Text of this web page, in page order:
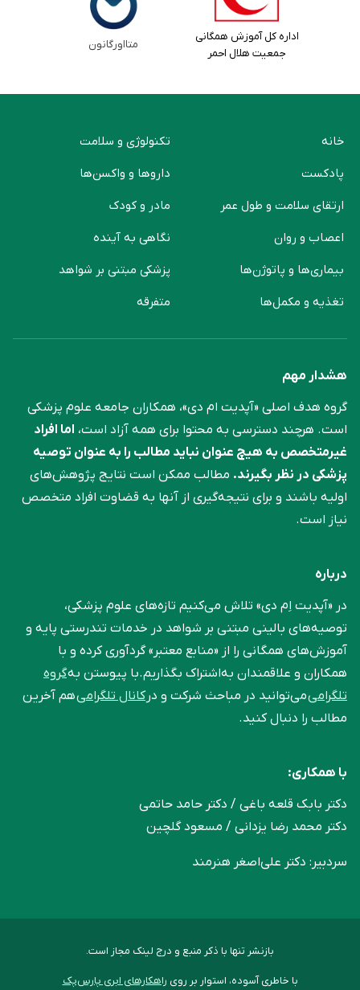
اداره کل آموزش همگانی
جمعیت هلال احمر
متااورگانون
خانه
پادکست
ارتقای سلامت و طول عمر
اعصاب و روان
بیماری‌ها و پاتوژن‌ها
تغذیه و مکمل‌ها
تکنولوژی و سلامت
دارو‌ها و واکسن‌ها
مادر و کودک
نگاهی به آینده
پزشکی مبتنی بر شواهد
متفرقه
هشدار مهم
گروه هدف اصلی «آپدیت ام دی»، همکاران جامعه علوم ‌پزشکی
است. هرچند دسترسی به محتوا برای همه آزاد است، اما افراد
غیرمتخصص به هیچ عنوان نباید مطالب را به عنوان توصیه
پزشکی در نظر بگیرند. مطالب ممکن است نتایج پژوهش‌های
اولیه باشند و برای نتیجه‌گیری از آنها به قضاوت افراد متخصص
نیاز است.
درباره
در «آپدیت اِم دی» تلاش می‌کنیم تازه‌های علوم پزشکی،
توصیه‌های بالینی مبتنی بر شواهد در خدمات تندرستی پایه و
آموزش‌های همگانی را از «منابع معتبر» گردآوری کرده و با
همکاران و علاقمندان به‌اشتراک بگذاریم.با پیوستن بهگروه
تلگرامیمی‌توانید در مباحث شرکت و درکانال تلگرامیهم آخرین
مطالب را دنبال کنید.
با همکاری:
دکتر بابک قلعه‌ باغی / دکتر حامد حاتمی
دکتر محمد رضا یزدانی / مسعود گلچین
سردبیر: دکتر علی‌اصغر هنرمند
بازنشر تنها با ذکر منبع و درج لینک مجاز است.
با خاطری آسوده، استوار بر روی راهکارهای ابری پارس‌پک